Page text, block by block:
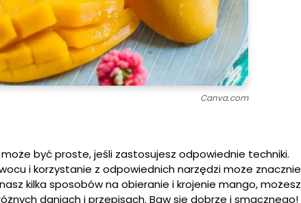
Canva.com
być proste, jeśli zastosujesz odpowiednie techniki.
i korzystanie z odpowiednich narzędzi może znacznie
kilka sposobów na obieranie i krojenie mango, możesz
daniach i przepisach. Baw się dobrze i smacznego!